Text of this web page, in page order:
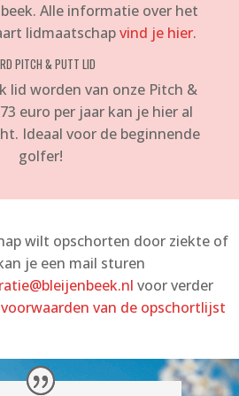
Alle informatie over het
lidmaatschapvind je hier.
PITCH & PUTT LID
lid worden van onze Pitch &
euro per jaar kan je hier al
Ideaal voor de beginnende
golfer!
wilt opschorten door ziekte of
je een mail sturen
voor verder
van de opschortlijst